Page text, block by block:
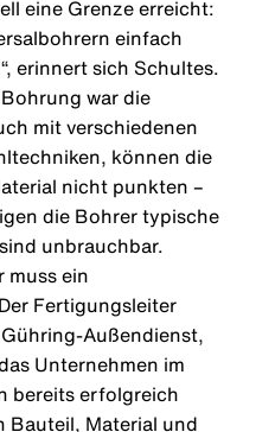
eine Grenze erreicht:
einfach
erinnert sich Schultes.
war die
mit verschiedenen
können die
nicht punkten –
die Bohrer typische
unbrauchbar.
muss ein
Fertigungsleiter
Außendienst,
Unternehmen im
bereits erfolgreich
Bauteil, Material und